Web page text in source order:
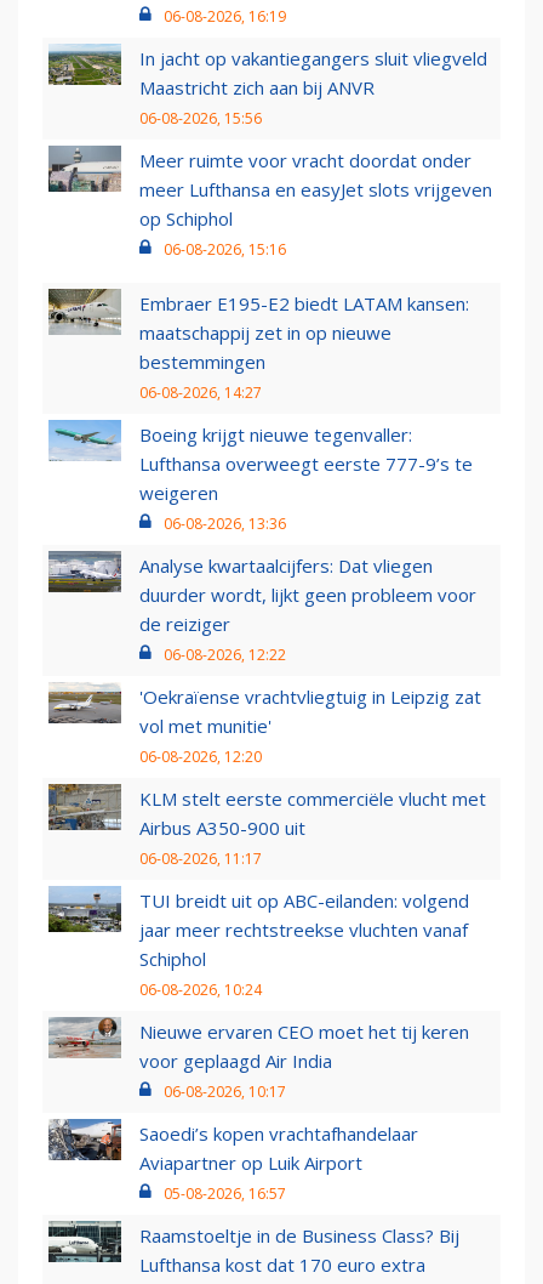
06-08-2026, 16:19
In jacht op vakantiegangers sluit vliegveld
Maastricht zich aan bij ANVR
06-08-2026, 15:56
Meer ruimte voor vracht doordat onder
meer Lufthansa en easyJet slots vrijgeven
op Schiphol
06-08-2026, 15:16
Embraer E195-E2 biedt LATAM kansen:
maatschappij zet in op nieuwe
bestemmingen
06-08-2026, 14:27
Boeing krijgt nieuwe tegenvaller:
Lufthansa overweegt eerste 777-9’s te
weigeren
06-08-2026, 13:36
Analyse kwartaalcijfers: Dat vliegen
duurder wordt, lijkt geen probleem voor
de reiziger
06-08-2026, 12:22
'Oekraïense vrachtvliegtuig in Leipzig zat
vol met munitie'
06-08-2026, 12:20
KLM stelt eerste commerciële vlucht met
Airbus A350-900 uit
06-08-2026, 11:17
TUI breidt uit op ABC-eilanden: volgend
jaar meer rechtstreekse vluchten vanaf
Schiphol
06-08-2026, 10:24
Nieuwe ervaren CEO moet het tij keren
voor geplaagd Air India
06-08-2026, 10:17
Saoedi’s kopen vrachtafhandelaar
Aviapartner op Luik Airport
05-08-2026, 16:57
Raamstoeltje in de Business Class? Bij
Lufthansa kost dat 170 euro extra